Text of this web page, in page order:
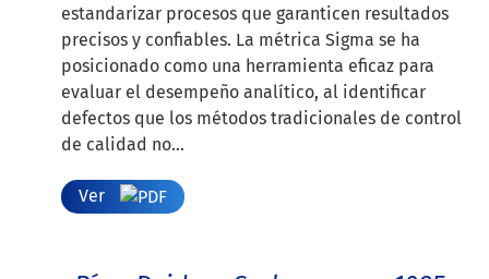
estandarizar procesos que garanticen resultados
precisos y confiables. La métrica Sigma se ha
posicionado como una herramienta eficaz para
evaluar el desempeño analítico, al identificar
defectos que los métodos tradicionales de control
de calidad no...
Ver